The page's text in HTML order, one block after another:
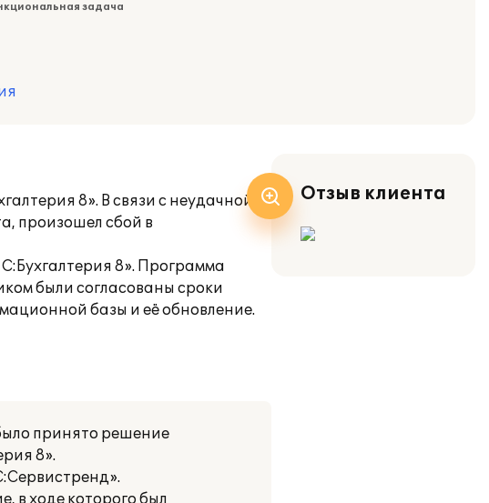
задача
8». В связи с неудачной
произошел сбой в
8». Программа
были согласованы сроки
базы и её обновление.
принято решение
8».
в ходе которого был
Отзыв клиента